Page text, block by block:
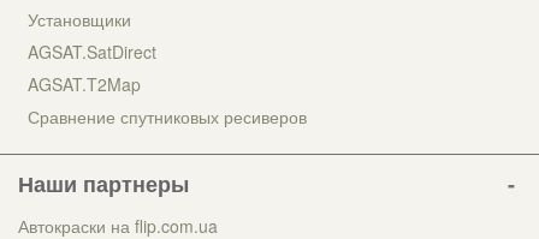
Установщики
AGSAT.SatDirect
AGSAT.T2Map
Сравнение спутниковых ресиверов
Наши партнеры
Автокраски на flip.com.ua